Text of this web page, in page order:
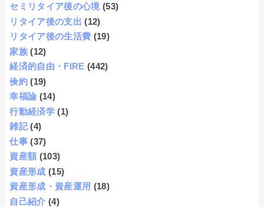
セミリタイア後の心境 (53)
リタイア後の支出 (12)
リタイア後の生活費 (19)
家族 (12)
経済的自由・FIRE (442)
倹約 (19)
幸福論 (14)
行動経済学 (1)
雑記 (4)
仕事 (37)
資産額 (103)
資産形成 (15)
資産形成・資産運用 (18)
自己紹介 (4)